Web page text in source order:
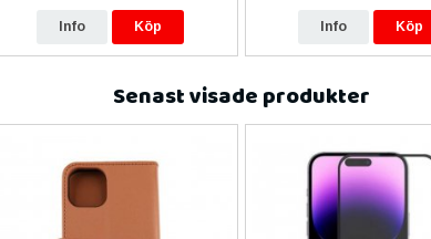
Info Köp Info Köp
Senast visade produkter